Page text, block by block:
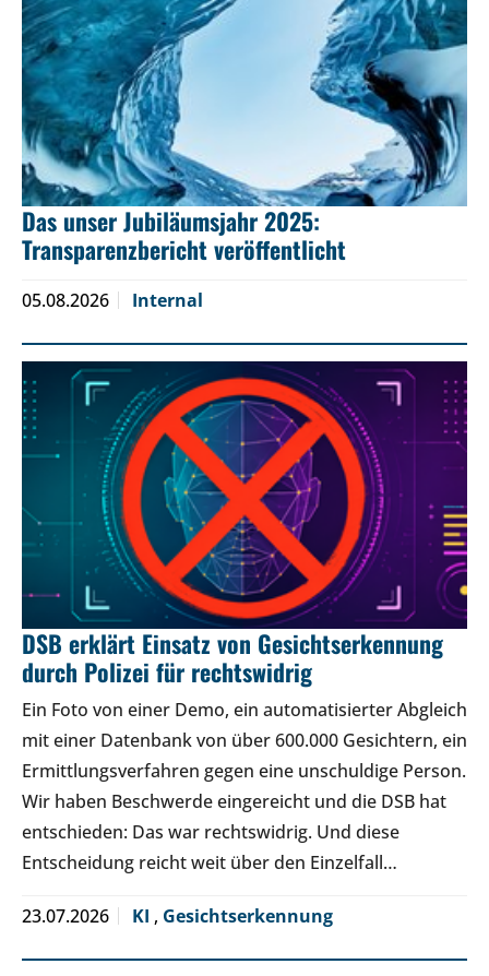
Das unser Jubiläumsjahr 2025:
Transparenzbericht veröffentlicht
05.08.2026 Internal
DSB erklärt Einsatz von Gesichtserkennung
durch Polizei für rechtswidrig
Ein Foto von einer Demo, ein automatisierter Abgleich
mit einer Datenbank von über 600.000 Gesichtern, ein
Ermittlungsverfahren gegen eine unschuldige Person.
Wir haben Beschwerde eingereicht und die DSB hat
entschieden: Das war rechtswidrig. Und diese
Entscheidung reicht weit über den Einzelfall…
23.07.2026 KI , Gesichtserkennung